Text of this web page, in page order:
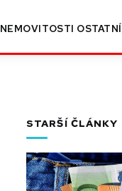
NEMOVITOSTI OSTATNÍ
STARŠÍ ČLÁNKY